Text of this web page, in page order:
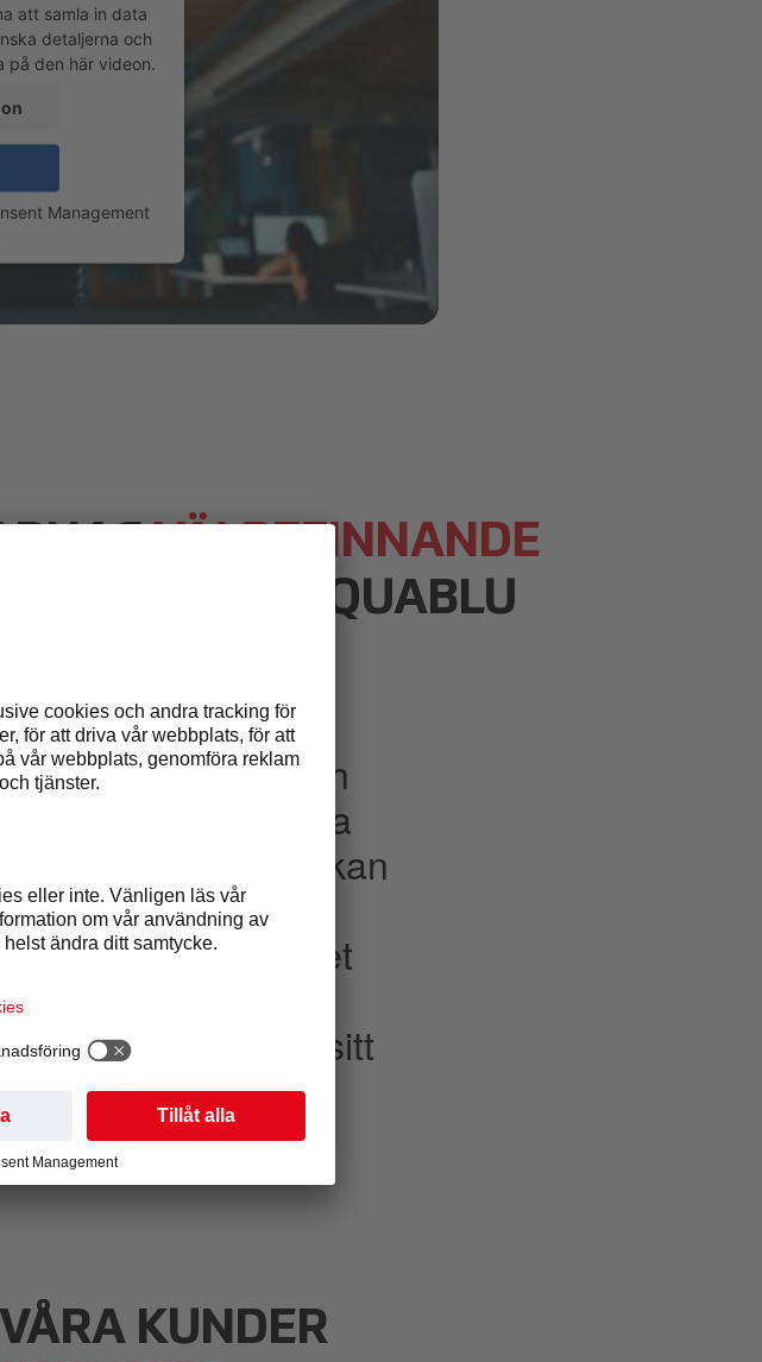
att samla in data
detaljerna och
på den här videon.
Management
VÄLBEFINNANDE
GENOM AQUABLU
viktig roll för
energinivåer och
Ändå dricker många
med vatten, vilket kan
fokus och lägre
gör det
både
prestation med sitt
KUNDER